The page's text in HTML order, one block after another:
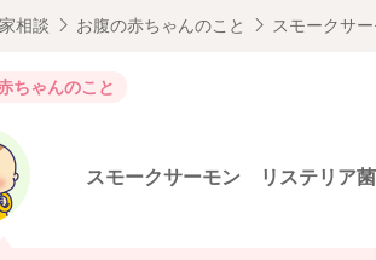
相談 お腹の赤ちゃんのこと スモークサ
ちゃんのこと
スモークサーモン リステリア